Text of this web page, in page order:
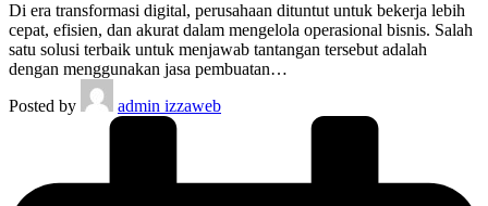
Di era transformasi digital, perusahaan dituntut untuk bekerja lebih
cepat, efisien, dan akurat dalam mengelola operasional bisnis. Salah
satu solusi terbaik untuk menjawab tantangan tersebut adalah
dengan menggunakan jasa pembuatan…
Posted by
admin izzaweb